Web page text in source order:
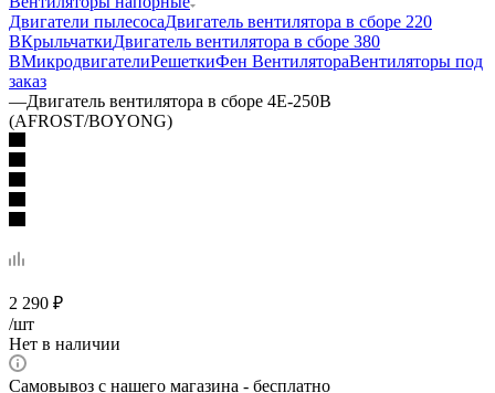
Двигатели пылесосаДвигатель вентилятора в сборе 220
ВКрыльчаткиДвигатель вентилятора в сборе 380
ВМикродвигателиРешеткиФен ВентилятораВентиляторы под
заказ
—Двигатель вентилятора в сборе 4Е-250В
(AFROST/BOYONG)
2 290 ₽
/шт
Нет в наличии
Самовывоз с нашего магазина - бесплатно